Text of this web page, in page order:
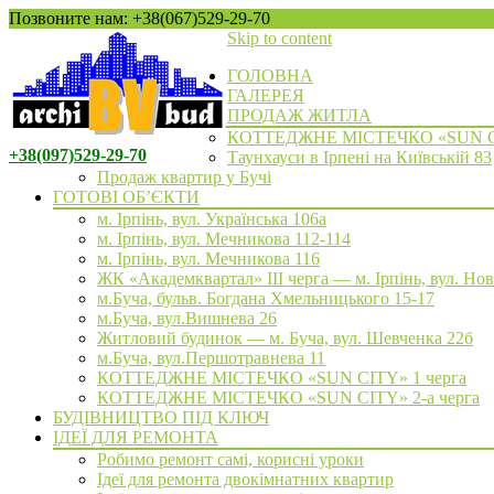
Позвоните нам: +38(067)529-29-70
+38(097)529-29-70
Skip to content
ГОЛОВНА
ГАЛЕРЕЯ
ПРОДАЖ ЖИТЛА
КОТТЕДЖНЕ МІСТЕЧКО «SUN
Таунхауси в Ірпені на Київській 83
Продаж квартир у Бучі
ГОТОВІ ОБ’ЄКТИ
м. Ірпінь, вул. Українська 106а
м. Ірпінь, вул. Мечникова 112-114
м. Ірпінь, вул. Мечникова 116
ЖК «Академквартал» III черга — м. Ірпінь, вул.
м.Буча, бульв. Богдана Хмельницького 15-17
м.Буча, вул.Вишнева 26
Житловий будинок — м. Буча, вул. Шевченка 22б
м.Буча, вул.Першотравнева 11
КОТТЕДЖНЕ МІСТЕЧКО «SUN CITY» 1 черга
КОТТЕДЖНЕ МІСТЕЧКО «SUN CITY» 2-а черга
БУДІВНИЦТВО ПІД КЛЮЧ
ІДЕЇ ДЛЯ РЕМОНТА
Робимо ремонт самі, корисні уроки
Ідеї для ремонта двокімнатних квартир